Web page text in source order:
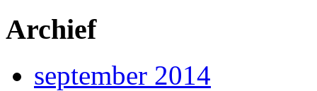
Archief
september 2014